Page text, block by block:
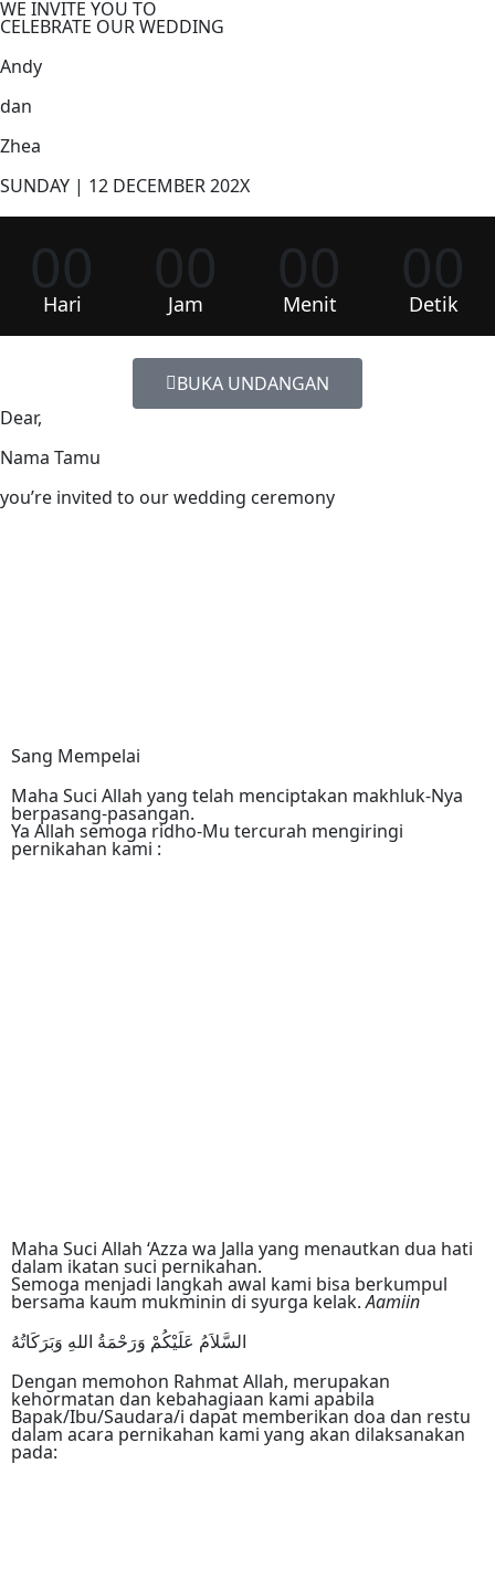
WE INVITE YOU TO
CELEBRATE OUR WEDDING
Andy
dan
Zhea
SUNDAY | 12 DECEMBER 202X
00
Hari 00
Jam 00
Menit 00
Detik
BUKA UNDANGAN
Dear,
Nama Tamu
you’re invited to our wedding ceremony
Sang Mempelai
Maha Suci Allah yang telah menciptakan makhluk-Nya
berpasang-pasangan.
Ya Allah semoga ridho-Mu tercurah mengiringi
pernikahan kami :
Maha Suci Allah ‘Azza wa Jalla yang menautkan dua hati
dalam ikatan suci pernikahan.
Semoga menjadi langkah awal kami bisa berkumpul
bersama kaum mukminin di syurga kelak.Aamiin
السَّلاَمُ عَلَيْكُمْ وَرَحْمَةُ اللهِ وَبَرَكَاتُهُ
Dengan memohon Rahmat Allah, merupakan
kehormatan dan kebahagiaan kami apabila
Bapak/Ibu/Saudara/i dapat memberikan doa dan restu
dalam acara pernikahan kami yang akan dilaksanakan
pada: